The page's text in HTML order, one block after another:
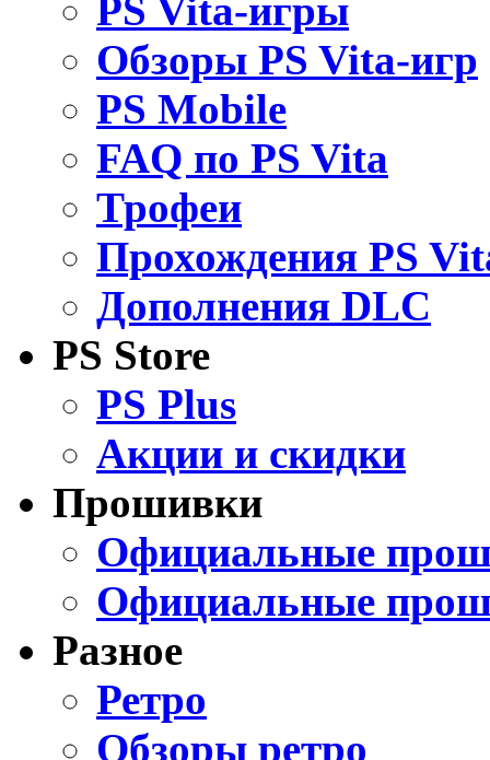
PS Vita-игры
Обзоры PS Vita-игр
PS Mobile
FAQ по PS Vita
Трофеи
Прохождения PS
Дополнения DLC
PS Store
PS Plus
Акции и скидки
Прошивки
Официальные
Официальные
Разное
Ретро
Обзоры ретро